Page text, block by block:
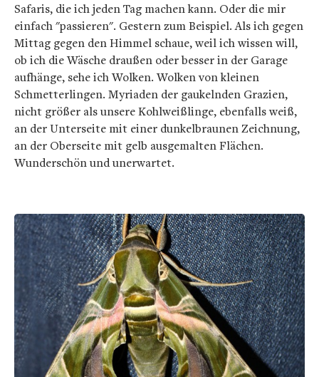
Safaris, die ich jeden Tag machen kann. Oder die mir
einfach "passieren". Gestern zum Beispiel. Als ich gegen
Mittag gegen den Himmel schaue, weil ich wissen will,
ob ich die Wäsche draußen oder besser in der Garage
aufhänge, sehe ich Wolken. Wolken von kleinen
Schmetterlingen. Myriaden der gaukelnden Grazien,
nicht größer als unsere Kohlweißlinge, ebenfalls weiß,
an der Unterseite mit einer dunkelbraunen Zeichnung,
an der Oberseite mit gelb ausgemalten Flächen.
Wunderschön und unerwartet.